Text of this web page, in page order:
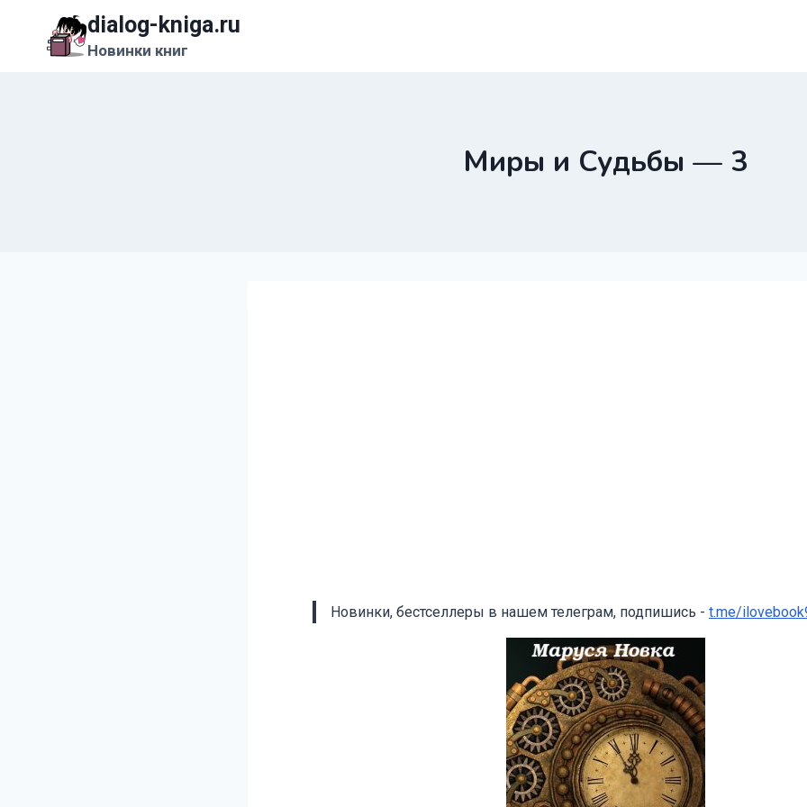
содержимому
dialog-kniga.ru
Новинки книг
Миры и Судьбы — 3
Новинки, бестселлеры в нашем телеграм, подпишись - t.me/